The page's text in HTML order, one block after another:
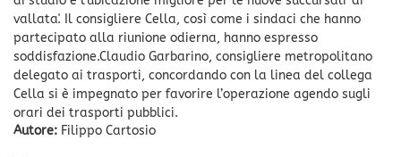
vallata'. Il consigliere Cella, così come i sindaci che hanno
partecipato alla riunione odierna, hanno espresso
soddisfazione.Claudio Garbarino, consigliere metropolitano
delegato ai trasporti, concordando con la linea del collega
Cella si è impegnato per favorire l’operazione agendo sugli
orari dei trasporti pubblici.
Autore: Filippo Cartosio